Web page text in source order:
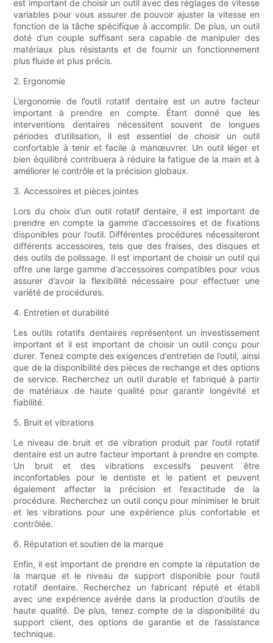
est important de choisir un outil avec des réglages de vitesse
variables pour vous assurer de pouvoir ajuster la vitesse en
fonction de la tâche spécifique à accomplir. De plus, un outil
doté d’un couple suffisant sera capable de manipuler des
matériaux plus résistants et de fournir un fonctionnement
plus fluide et plus précis.
2. Ergonomie
L’ergonomie de l’outil rotatif dentaire est un autre facteur
important à prendre en compte. Étant donné que les
interventions dentaires nécessitent souvent de longues
périodes d’utilisation, il est essentiel de choisir un outil
confortable à tenir et facile à manœuvrer. Un outil léger et
bien équilibré contribuera à réduire la fatigue de la main et à
améliorer le contrôle et la précision globaux.
3. Accessoires et pièces jointes
Lors du choix d’un outil rotatif dentaire, il est important de
prendre en compte la gamme d’accessoires et de fixations
disponibles pour l’outil. Différentes procédures nécessiteront
différents accessoires, tels que des fraises, des disques et
des outils de polissage. Il est important de choisir un outil qui
offre une large gamme d’accessoires compatibles pour vous
assurer d’avoir la flexibilité nécessaire pour effectuer une
variété de procédures.
4. Entretien et durabilité
Les outils rotatifs dentaires représentent un investissement
important et il est important de choisir un outil conçu pour
durer. Tenez compte des exigences d’entretien de l’outil, ainsi
que de la disponibilité des pièces de rechange et des options
de service. Recherchez un outil durable et fabriqué à partir
de matériaux de haute qualité pour garantir longévité et
fiabilité.
5. Bruit et vibrations
Le niveau de bruit et de vibration produit par l’outil rotatif
dentaire est un autre facteur important à prendre en compte.
Un bruit et des vibrations excessifs peuvent être
inconfortables pour le dentiste et le patient et peuvent
également affecter la précision et l’exactitude de la
procédure. Recherchez un outil conçu pour minimiser le bruit
et les vibrations pour une expérience plus confortable et
contrôlée.
6. Réputation et soutien de la marque
Enfin, il est important de prendre en compte la réputation de
la marque et le niveau de support disponible pour l’outil
rotatif dentaire. Recherchez un fabricant réputé et établi
avec une expérience avérée dans la production d’outils de
haute qualité. De plus, tenez compte de la disponibilité du
support client, des options de garantie et de l’assistance
technique.